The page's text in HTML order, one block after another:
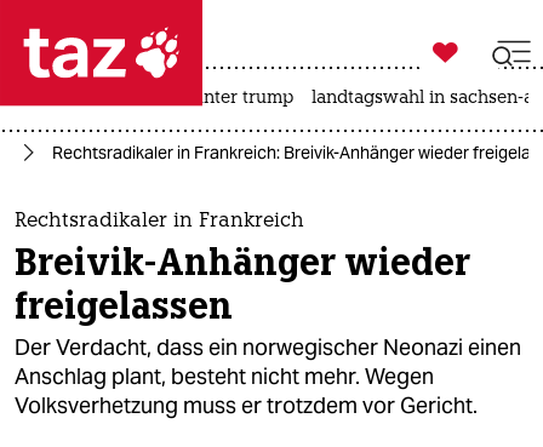
 taz zahl ich
taz zahl ich
themen
politik
öko
gesellschaft

taz zahl ich
usa unter trump landtagswahl in sachsen-
Rechtsradikaler in Frankreich: Breivik-Anhänger wieder
Rechtsradikaler in Frankreich
Breivik-Anhänger wieder
freigelassen
Der Verdacht, dass ein norwegischer Neonazi einen
Anschlag plant, besteht nicht mehr. Wegen
Volksverhetzung muss er trotzdem vor Gericht.